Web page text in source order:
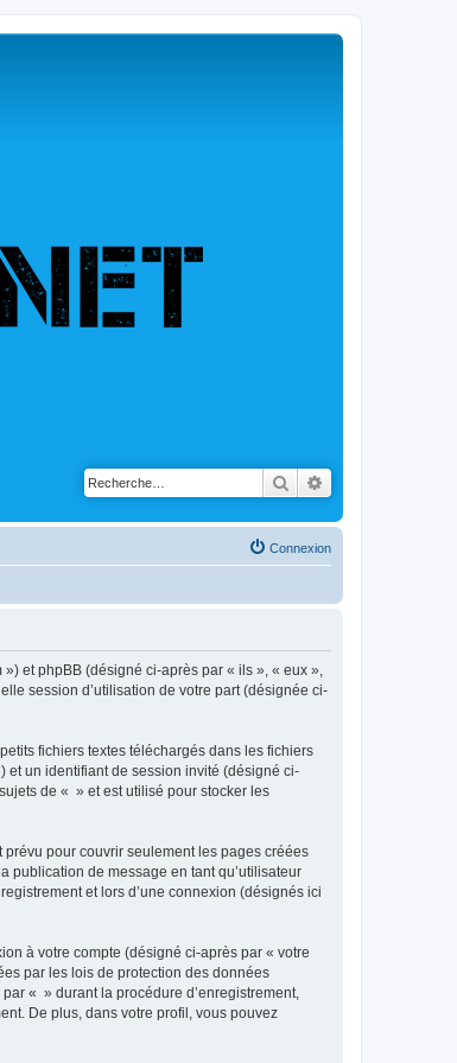
Rechercher
Connexion
et phpBB (désigné ci-après par « ils », « eux »,
session d’utilisation de votre part (désignée ci-
fichiers textes téléchargés dans les fichiers
et un identifiant de session invité (désigné ci-
de « » et est utilisé pour stocker les
pour couvrir seulement les pages créées
publication de message en tant qu’utilisateur
et lors d’une connexion (désignés ici
à votre compte (désigné ci-après par « votre
par les lois de protection des données
« » durant la procédure d’enregistrement,
De plus, dans votre profil, vous pouvez